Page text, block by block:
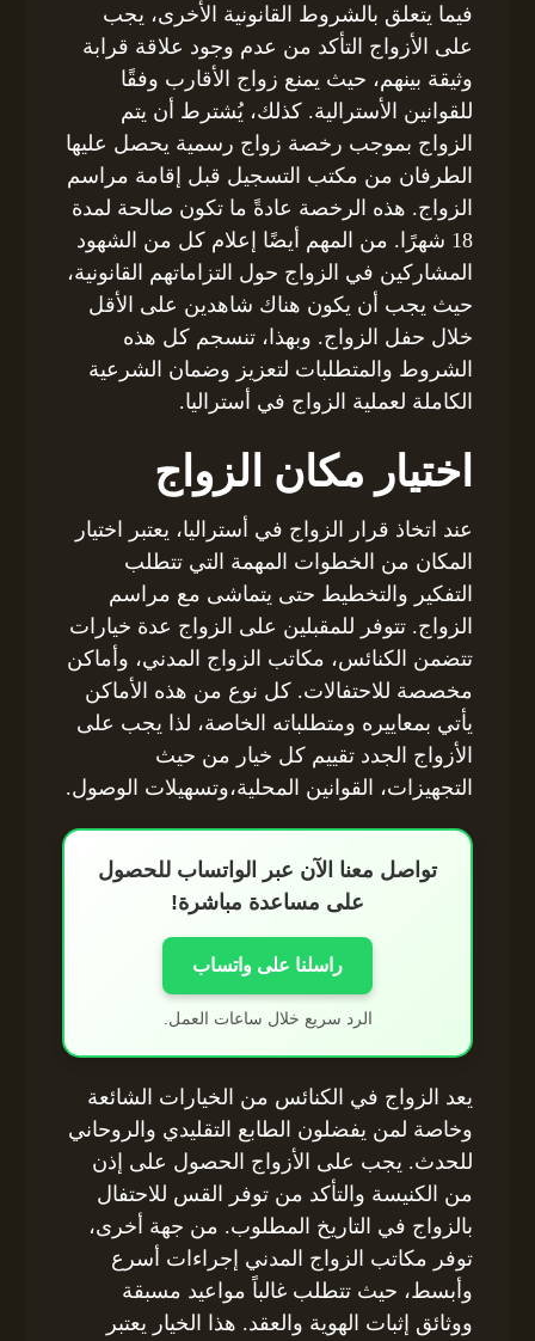
فيما يتعلق بالشروط القانونية الأخرى، يجب
على الأزواج التأكد من عدم وجود علاقة قرابة
وثيقة بينهم، حيث يمنع زواج الأقارب وفقًا
للقوانين الأسترالية. كذلك، يُشترط أن يتم
الزواج بموجب رخصة زواج رسمية يحصل عليها
الطرفان من مكتب التسجيل قبل إقامة مراسم
الزواج. هذه الرخصة عادةً ما تكون صالحة لمدة
18 شهرًا. من المهم أيضًا إعلام كل من الشهود
المشاركين في الزواج حول التزاماتهم القانونية،
حيث يجب أن يكون هناك شاهدين على الأقل
خلال حفل الزواج. وبهذا، تنسجم كل هذه
الشروط والمتطلبات لتعزيز وضمان الشرعية
الكاملة لعملية الزواج في أستراليا.
اختيار مكان الزواج
عند اتخاذ قرار الزواج في أستراليا، يعتبر اختيار
المكان من الخطوات المهمة التي تتطلب
التفكير والتخطيط حتى يتماشى مع مراسم
الزواج. تتوفر للمقبلين على الزواج عدة خيارات
تتضمن الكنائس، مكاتب الزواج المدني، وأماكن
مخصصة للاحتفالات. كل نوع من هذه الأماكن
يأتي بمعاييره ومتطلباته الخاصة، لذا يجب على
الأزواج الجدد تقييم كل خيار من حيث
التجهيزات، القوانين المحلية،وتسهيلات الوصول.
تواصل معنا الآن عبر الواتساب للحصول
على مساعدة مباشرة!
راسلنا على واتساب
الرد سريع خلال ساعات العمل.
يعد الزواج في الكنائس من الخيارات الشائعة
وخاصة لمن يفضلون الطابع التقليدي والروحاني
للحدث. يجب على الأزواج الحصول على إذن
من الكنيسة والتأكد من توفر القس للاحتفال
بالزواج في التاريخ المطلوب. من جهة أخرى،
توفر مكاتب الزواج المدني إجراءات أسرع
وأبسط، حيث تتطلب غالباً مواعيد مسبقة
ووثائق إثبات الهوية والعقد. هذا الخيار يعتبر